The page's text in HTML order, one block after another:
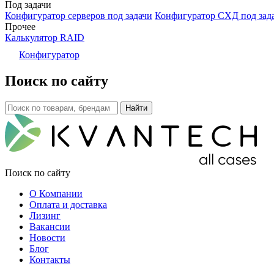
Под задачи
Конфигуратор серверов под задачи Конфигуратор СХД под
Прочее
Калькулятор RAID
Конфигуратор
Поиск по сайту
Поиск по сайту
О Компании
Оплата и доставка
Лизинг
Вакансии
Новости
Блог
Контакты